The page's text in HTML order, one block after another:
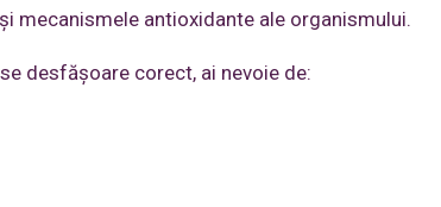
mecanismele antioxidante ale organismului.
desfășoare corect, ai nevoie de: